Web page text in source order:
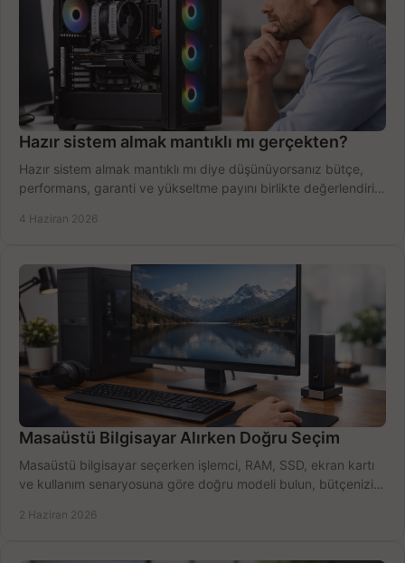
Hazır sistem almak mantıklı mı gerçekten?
Hazır sistem almak mantıklı mı diye düşünüyorsanız bütçe,
performans, garanti ve yükseltme payını birlikte değerlendirin,
4 Haziran 2026
Masaüstü Bilgisayar Alırken Doğru Seçim
Masaüstü bilgisayar seçerken işlemci, RAM, SSD, ekran kartı
ve kullanım senaryosuna göre doğru modeli bulun, bütçenizi
2 Haziran 2026